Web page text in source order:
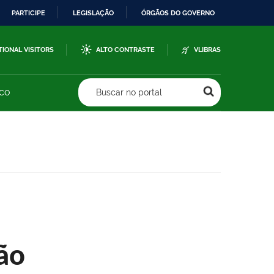
PARTICIPE LEGISLAÇÃO ÓRGÃOS DO GOVERNO
VISITORS ALTO CONTRASTE VLIBRAS
Buscar no portal